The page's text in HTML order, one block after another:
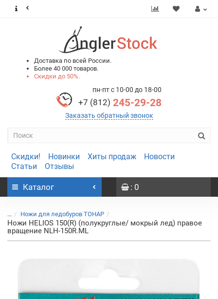
Доставка по всей России.
Более 40 000 товаров.
Скидки до 50%.
пн-пт с 10-00 до 18-00
+7 (812) 245-29-28
Заказать обратный звонок
Скидки! Новинки Хиты продаж
Новости
Статьи
Отзывы
Каталог : 0
... Ножи для ледобуров ТОНАР
Ножи HELIOS 150(R) (полукруглые/ мокрый лед) правое
вращение NLH-150R.ML